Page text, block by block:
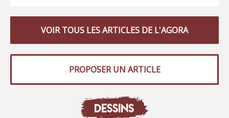
VOIR TOUS LES ARTICLES DE L'AGORA
PROPOSER UN ARTICLE
DESSINS